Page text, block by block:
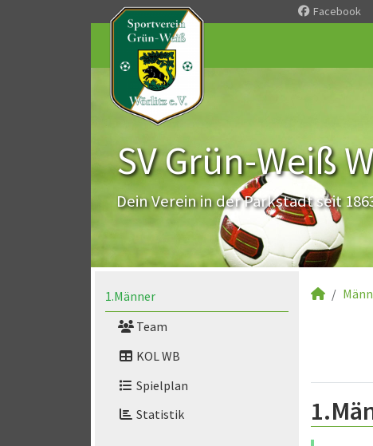
Facebook
SV Grün-Weiß
Dein Verein in der Parkstadt seit
1.Männer
Team
KOL WB
Spielplan
Statistik